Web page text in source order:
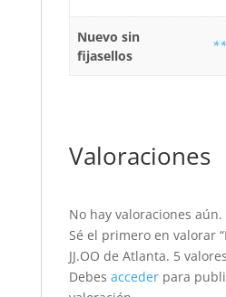
Nuevo sin
fijasellos
Valoraciones
No hay valoraciones aún.
Sé el primero en valorar
JJ.OO de Atlanta. 5
Debes accederpara